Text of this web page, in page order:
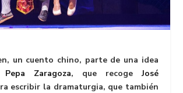
un cuento chino, parte de una idea
Pepa Zaragoza, que recogeJosé
escribir la dramaturgia, que también